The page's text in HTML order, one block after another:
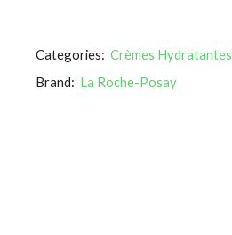
Categories: Crèmes Hydratantes
Brand: La Roche-Posay